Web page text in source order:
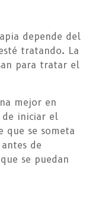
depende del
tratando. La
para tratar el
mejor en
de iniciar el
que se someta
de
se puedan